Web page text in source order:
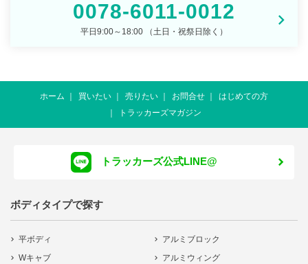
0078-6011-0012
平日9:00～18:00 （土日・祝祭日除く）
ホーム 買いたい 売りたい お問合せ
はじめての方
トラッカーズマガジン
トラッカーズ公式LINE@
ボディタイプで探す
平ボディ
アルミブロック
Wキャブ
アルミウィング